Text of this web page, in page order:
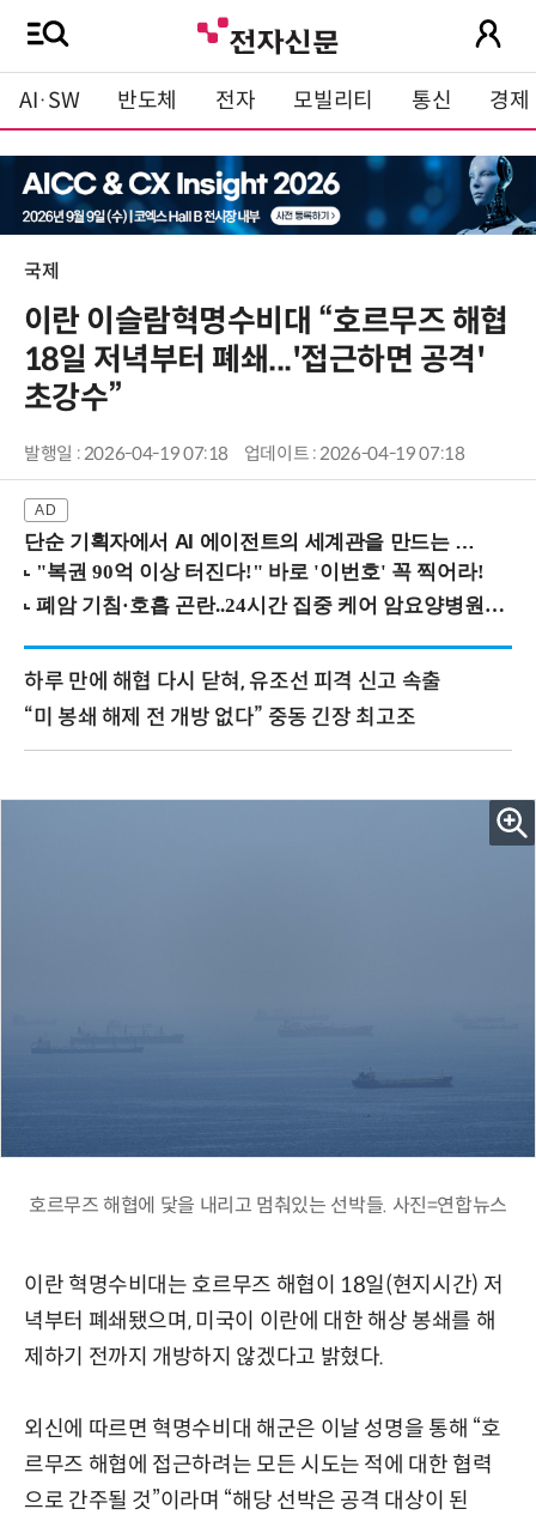
AI·SW 반도체 전자 모빌리티 통신 경제
국제
이란 이슬람혁명수비대 “호르무즈 해협
18일 저녁부터 폐쇄...'접근하면 공격'
초강수”
발행일 : 2026-04-19 07:18 업데이트 : 2026-04-19 07:18
단순 기획자에서 AI 에이전트의 세계관을 만드는 지식 설계자로.. (8/20 강남역)
하루 만에 해협 다시 닫혀, 유조선 피격 신고 속출
“미 봉쇄 해제 전 개방 없다” 중동 긴장 최고조
호르무즈 해협에 닻을 내리고 멈춰있는 선박들. 사진=연합뉴스
이란 혁명수비대는 호르무즈 해협이 18일(현지시간) 저
녁부터 폐쇄됐으며, 미국이 이란에 대한 해상 봉쇄를 해
제하기 전까지 개방하지 않겠다고 밝혔다.
외신에 따르면 혁명수비대 해군은 이날 성명을 통해 “호
르무즈 해협에 접근하려는 모든 시도는 적에 대한 협력
으로 간주될 것”이라며 “해당 선박은 공격 대상이 된